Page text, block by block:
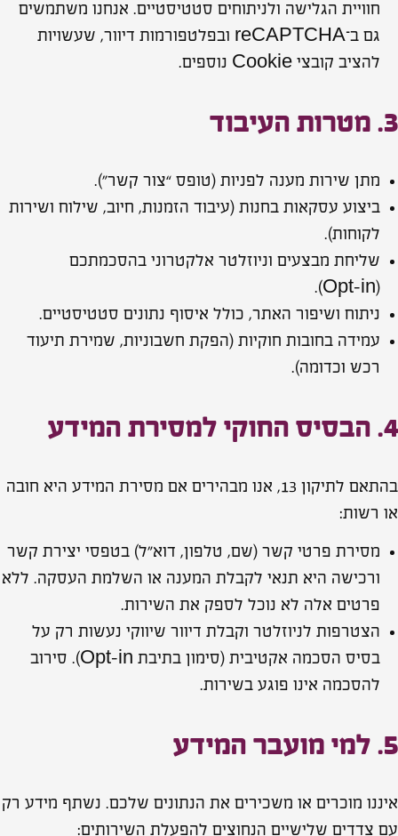
חוויית הגלישה ולניתוחים סטטיסטיים. אנחנו משתמשים
גם ב־reCAPTCHA ובפלטפורמות דיוור, שעשויות
להציב קובצי Cookie נוספים.
3. מטרות העיבוד
מתן שירות מענה לפניות (טופס “צור קשר”).
ביצוע עסקאות בחנות (עיבוד הזמנות, חיוב, שילוח ושירות
לקוחות).
שליחת מבצעים וניוזלטר אלקטרוני בהסכמתכם
(Opt‑in).
ניתוח ושיפור האתר, כולל איסוף נתונים סטטיסטיים.
עמידה בחובות חוקיות (הפקת חשבוניות, שמירת תיעוד
רכש וכדומה).
4. הבסיס החוקי למסירת המידע
בהתאם לתיקון 13, אנו מבהירים אם מסירת המידע היא חובה
או רשות:
מסירת פרטי קשר (שם, טלפון, דוא״ל) בטפסי יצירת קשר
ורכישה היא תנאי לקבלת המענה או השלמת העסקה. ללא
פרטים אלה לא נוכל לספק את השירות.
הצטרפות לניוזלטר וקבלת דיוור שיווקי נעשות רק על
בסיס הסכמה אקטיבית (סימון בתיבת Opt‑in). סירוב
להסכמה אינו פוגע בשירות.
5. למי מועבר המידע
איננו מוכרים או משכירים את הנתונים שלכם. נשתף מידע רק